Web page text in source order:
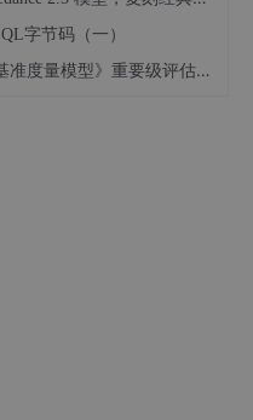
字节码（一）
重要级评估，定义智能体可信新标杆